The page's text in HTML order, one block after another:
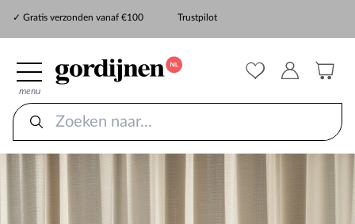
✓ Gratis verzonden vanaf €100
Trustpilot
menu